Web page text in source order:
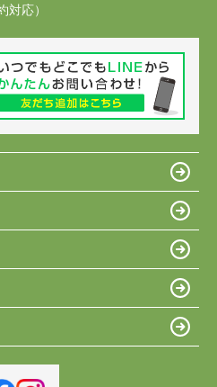
対応）